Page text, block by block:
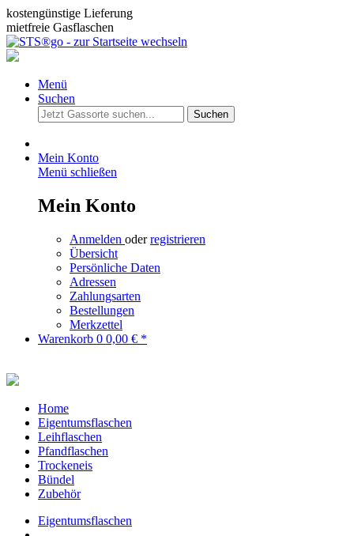
kostengünstige Lieferung
mietfreie Gasflaschen
Menü
Suchen
Suchen
Mein Konto
Menü schließen
Mein Konto
Anmelden oderregistrieren
Übersicht
Persönliche Daten
Adressen
Zahlungsarten
Bestellungen
Merkzettel
Warenkorb 0 0,00 € *
Home
Eigentumsflaschen
Leihflaschen
Pfandflaschen
Trockeneis
Bündel
Zubehör
Eigentumsflaschen